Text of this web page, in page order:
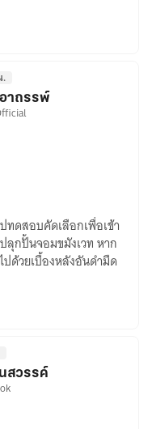
.
าถรรพ์
ทดสอบคัดเลือกเพื่อเข้า
ลุกปั้นจอมขมังเวท หาก
ด้วยเบื้องหลังอันดำมืด
สวรรค์